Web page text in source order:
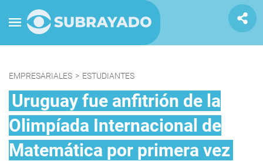
EMPRESARIALES > ESTUDIANTES
Uruguay fue anfitrión de la
Olimpíada Internacional de
Matemática por primera vez